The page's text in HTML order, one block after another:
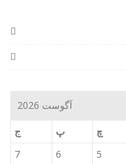
آگوست 2026
چ پ
ج
5
6
7